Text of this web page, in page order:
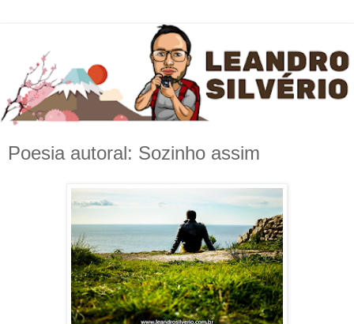
Poesia autoral: Sozinho assim